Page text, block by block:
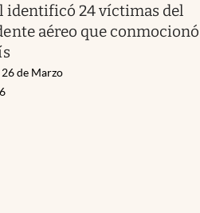
identificó 24 víctimas del
aéreo que conmocionó
26 de Marzo